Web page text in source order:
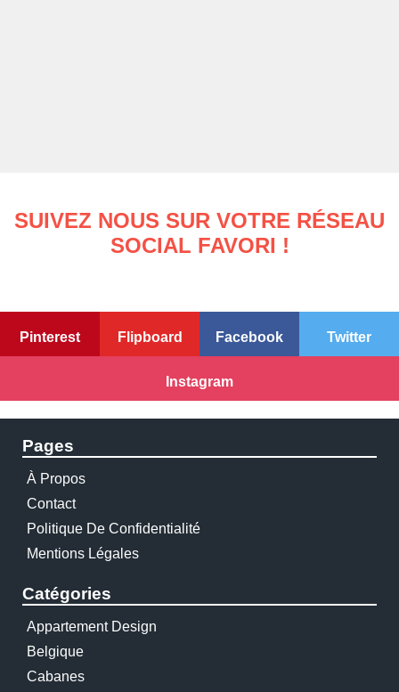
SUIVEZ NOUS SUR VOTRE RÉSEAU
SOCIAL FAVORI !
Pinterest Flipboard Facebook Twitter
Instagram
Pages
À Propos
Contact
Politique De Confidentialité
Mentions Légales
Catégories
Appartement Design
Belgique
Cabanes